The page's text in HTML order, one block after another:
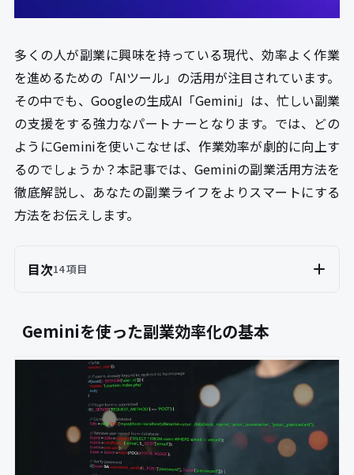
多くの人が副業に興味を持っている現代、効率よく作業
を進めるための「AIツール」の活用が注目されています。
その中でも、Googleの生成AI「Gemini」は、忙しい副業
の支援をする強力なパートナーとなります。では、どの
ようにGeminiを使いこなせば、作業効率が劇的に向上す
るのでしょうか？本記事では、Geminiの副業活用方法を
徹底解説し、あなたの副業ライフをよりスマートにする
方法をお伝えします。
目次14 項目
Geminiを使った副業効率化の基本